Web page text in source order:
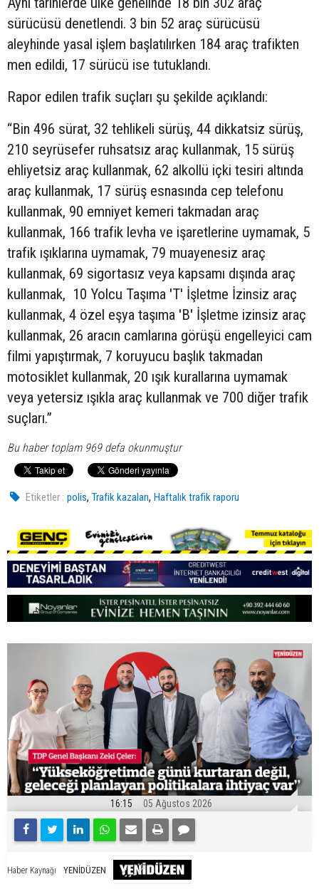
sürücüsü denetlendi. 3 bin 52 araç sürücüsü
aleyhinde yasal işlem başlatılırken 184 araç trafikten
men edildi, 17 sürücü ise tutuklandı.
Rapor edilen trafik suçları şu şekilde açıklandı:
“Bin 496 sürat, 32 tehlikeli sürüş, 44 dikkatsiz sürüş,
210 seyrüsefer ruhsatsız araç kullanmak, 15 sürüş
ehliyetsiz araç kullanmak, 62 alkollü içki tesiri altında
araç kullanmak, 17 sürüş esnasında cep telefonu
kullanmak, 90 emniyet kemeri takmadan araç
kullanmak, 166 trafik levha ve işaretlerine uymamak, 5
trafik ışıklarına uymamak, 79 muayenesiz araç
kullanmak, 69 sigortasız veya kapsamı dışında araç
kullanmak, 10 Yolcu Taşıma 'T' İşletme İzinsiz araç
kullanmak, 4 özel eşya taşıma 'B' İşletme izinsiz araç
kullanmak, 26 aracın camlarına görüşü engelleyici cam
filmi yapıştırmak, 7 koruyucu başlık takmadan
motosiklet kullanmak, 20 ışık kurallarına uymamak
veya yetersiz ışıkla araç kullanmak ve 700 diğer trafik
suçları.”
Bu haber toplam 969 defa okunmuştur
Etiketler : polis,Trafik kazaları,Haftalık trafik raporu
16:15 05 Ağustos 2026
Haber Kaynağı YENİDÜZEN